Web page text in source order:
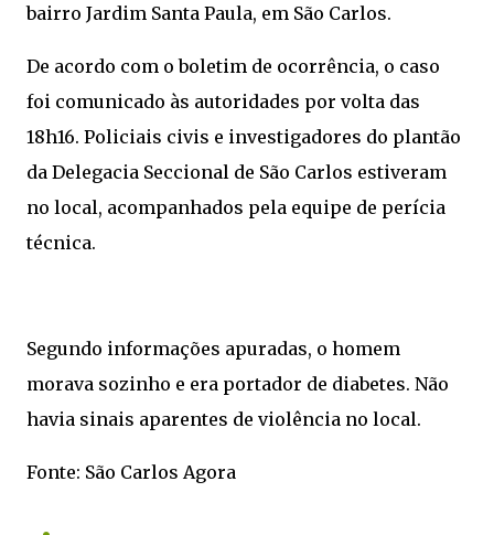
bairro Jardim Santa Paula, em São Carlos.
De acordo com o boletim de ocorrência, o caso
foi comunicado às autoridades por volta das
18h16. Policiais civis e investigadores do plantão
da Delegacia Seccional de São Carlos estiveram
no local, acompanhados pela equipe de perícia
técnica.
Segundo informações apuradas, o homem
morava sozinho e era portador de diabetes. Não
havia sinais aparentes de violência no local.
Fonte: São Carlos Agora